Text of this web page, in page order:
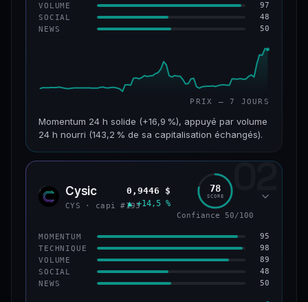
VOLUME 97
SOCIAL 48
NEWS 50
PRIX — 7 JOURS
Momentum 24 h solide (+16,9 %), appuyé par volume
24 h nourri (143,2 % de sa capitalisation échangés).
CAP. MARCHÉ VOLUME 24 H
VAR. 7 J VAR. 30 J
−10,2 %
VS ATH
−42,1 %
CONFIANCE 43/100
02
CYS Cysic
CYS · capi #193
0,9446 $
▲ +14,5 %
78
SCORE
Confiance 50/100
MOMENTUM 95
TECHNIQUE 98
VOLUME 89
SOCIAL 48
NEWS 50